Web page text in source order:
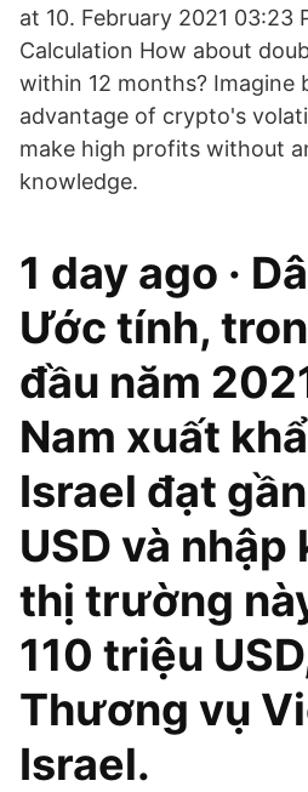
at 10. February 2021 03:23
Calculation How about
within 12 months? Imagine
advantage of crypto's
make high profits without
knowledge.
1 day ago ·
Ước tính,
đầu năm
Nam xuất
Israel đạt
USD và
thị trường
110 triệu
Thương vụ
Israel.